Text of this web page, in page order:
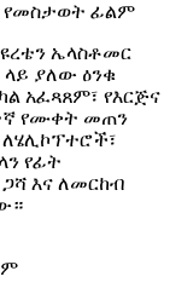
የመስታወት ፊልም
ኤላስቶመር
ላይ ያለው ዕንቁ
አፈጻጸም፣ የእርጅና
የሙቀት መጠን
የፊት
እና ለመርከብ